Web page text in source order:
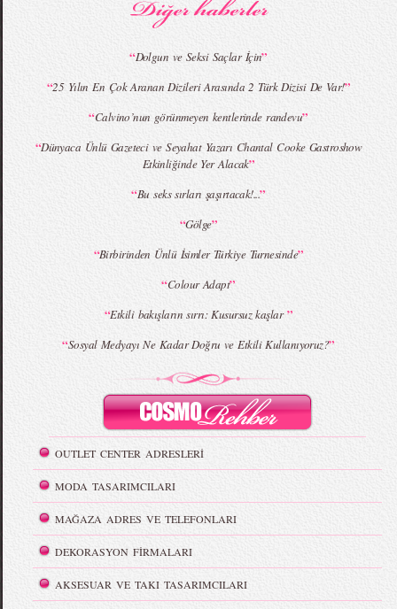
MBFWI - Giray Sepin 2015 Yaz Koleksiyonu MBFWI - Burçe Bekrek 2015 Yaz Koleksiyonu
“Dolgun ve Seksi Saçlar İçin”
“25 Yılın En Çok Aranan Dizileri Arasında 2 Türk Dizisi De Var!”
“Calvino’nun görünmeyen kentlerinde randevu”
“Dünyaca Ünlü Gazeteci ve Seyahat Yazarı Chantal Cooke Gastroshow
Etkinliğinde Yer Alacak”
“Bu seks sırları şaşırtacak!...”
“Gölge”
“Birbirinden Ünlü İsimler Türkiye Turnesinde”
“Colour Adapt”
“Etkili bakışların sırrı: Kusursuz kaşlar”
“Sosyal Medyayı Ne Kadar Doğru ve Etkili Kullanıyoruz?”
OUTLET CENTER ADRESLERİ
MODA TASARIMCILARI
MAĞAZA ADRES VE TELEFONLARI
DEKORASYON FİRMALARI
AKSESUAR VE TAKI TASARIMCILARI